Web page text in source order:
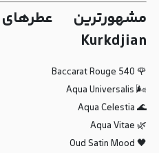
Kurkdjian
🌹 Baccarat Rouge 540
🌬️ Aqua Universalis
🌊 Aqua Celestia
🌿 Aqua Vitae
🖤 Oud Satin Mood